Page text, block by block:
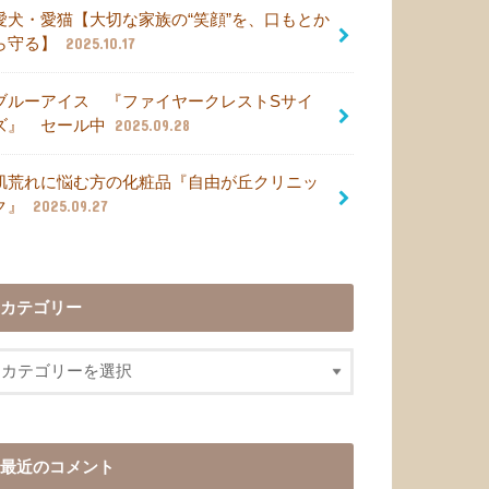
犬・愛猫【大切な家族の“笑顔”を、口もとか
守る】
2025.10.17
ルーアイス 『ファイヤークレストSサイ
』 セール中
2025.09.28
荒れに悩む方の化粧品『自由が丘クリニッ
』
2025.09.27
カテゴリー
最近のコメント